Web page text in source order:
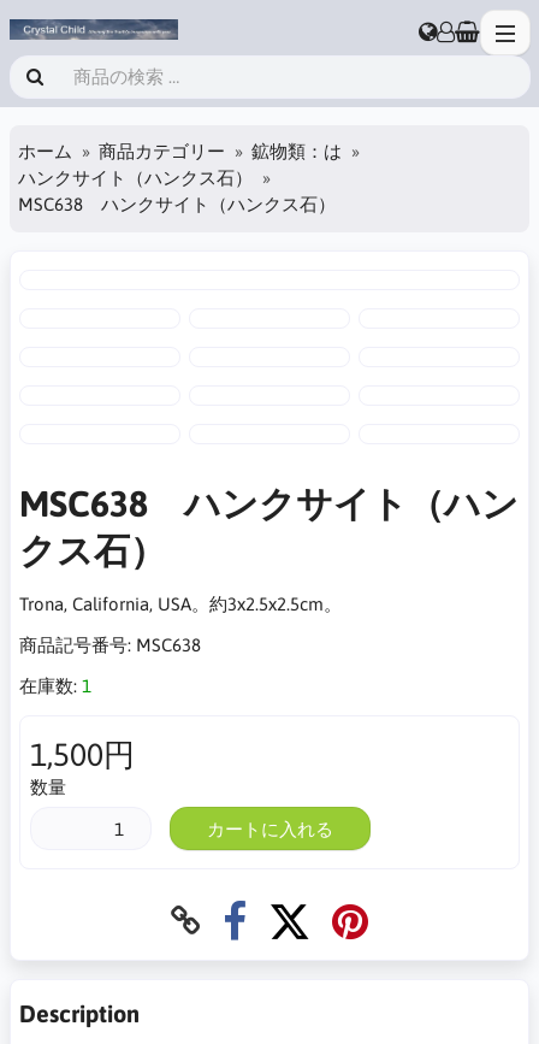
ホーム 商品カテゴリー
鉱物類：は
ハンクサイト（ハンクス石）
MSC638 ハンクサイト（ハンクス石）
MSC638 ハンクサイト（ハン
クス石）
Trona, California, USA。約3x2.5x2.5cm。
商品記号番号: MSC638
在庫数: 1
1,500円
数量
カートに入れる
Description